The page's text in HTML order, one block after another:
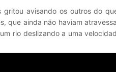
gritou avisando os outros do
que ainda não haviam
rio deslizando a uma